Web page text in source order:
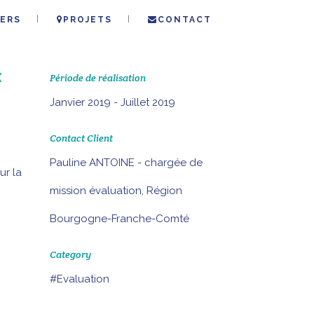
PROJETS CONTACT
la
Période de réalisation
Janvier 2019 - Juillet 2019
Contact Client
Pauline ANTOINE - chargée de
mission évaluation, Région
Bourgogne-Franche-Comté
Category
#Evaluation